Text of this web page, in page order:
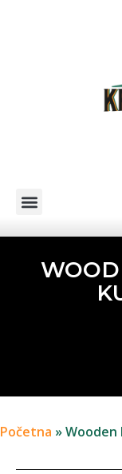
Početna »Wooden